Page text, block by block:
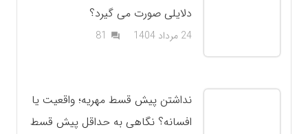
دلایلی صورت می گیرد؟
24 مرداد 1404 question_answer
81دیدگاه
نداشتن پیش قسط مهریه؛ واقعیت یا
افسانه؟ نگاهی به حداقل پیش قسط